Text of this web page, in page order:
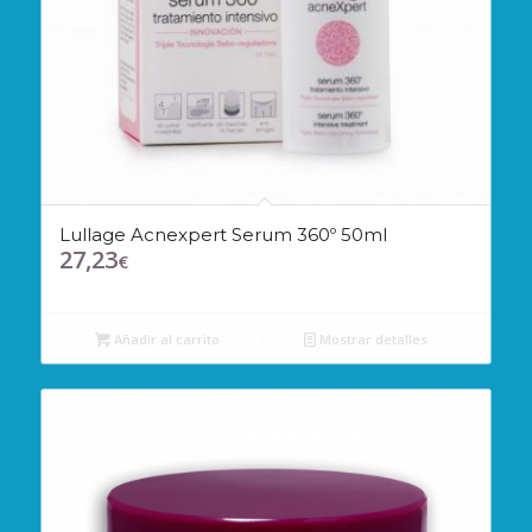
Lullage Acnexpert Serum 360º 50ml
27,23€
Añadir al carrito Mostrar detalles